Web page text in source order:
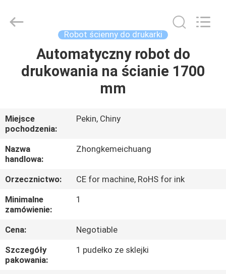
O
NAS
WYCIECZKA
PO
FABRYCE
KONTROLA
JAKOŚCI
Copyright
verticalwallprinter.com.
Reserved.
Robot ścienny do drukarki
Automatyczny robot do
drukowania na ścianie 1700
mm
Miejsce
pochodzenia:
Pekin, Chiny
Nazwa
handlowa:
Zhongkemeichuang
Orzecznictwo:
CE for machine, RoHS for ink
Minimalne
zamówienie:
1
Cena:
Negotiable
Szczegóły
pakowania:
1 pudełko ze sklejki